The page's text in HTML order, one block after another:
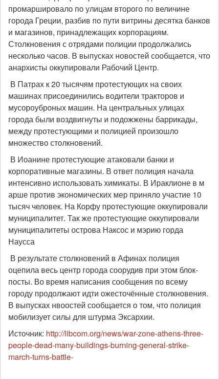
промаршировало по улицам второго по величине
города Греции, разбив по пути витрины десятка банков
и магазинов, принадлежащих корпорациям.
Столкновения с отрядами полиции продолжались
несколько часов. В выпусках новостей сообщается, что
анархисты оккупировали Рабочий Центр.
В Патрах к 20 тысячям протестующих на своих
машинах присоединились водители тракторов и
мусороуброных машин. На центральных улицах
города были воздвигнуты и подожжены баррикады,
между протестующими и полицией произошло
множество столкновений.
В Иоанине протестующие атаковали банки и
корпоративные магазины. В ответ полиция начала
интенсивно использовать химикаты. В Ираклионе в м
арше против экономических мер приняло участие 10
тысяч человек. На Корфу протестующие оккупировали
муниципалитет. Так же протестующие оккупировали
муниципалитеты острова Наксос и мэрию горда
Наусса
В результате столкновений в Афинах полиция
оцепила весь центр города соорудив при этом блок-
посты. Во время написания сообщения по всему
городу продолжают идти ожесточённые столкновения.
В выпусках нвоостей сообщается о том, что полиция
мобилизует силы для штурма Эксархии.
Источник: http://libcom.org/news/war-zone-athens-three-
people-dead-many-buildings-burning-general-strike-
march-turns-battle-